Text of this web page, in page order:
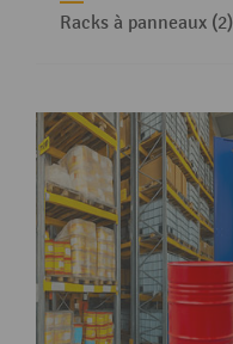
Racks à panneaux (2)